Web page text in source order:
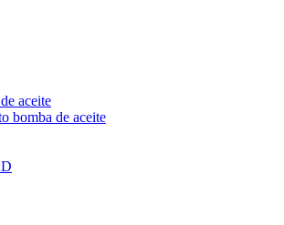
aceite
bomba de aceite